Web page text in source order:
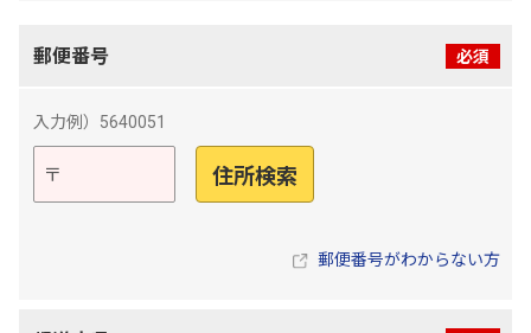
郵便番号 必須
入力例） 5640051
〒 住所検索
郵便番号がわからない方